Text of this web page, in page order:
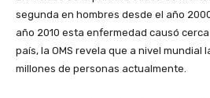
segunda en hombres desde el año
año 2010 esta enfermedad causó
país, la OMS revela que a nivel
millones de personas actualmente.